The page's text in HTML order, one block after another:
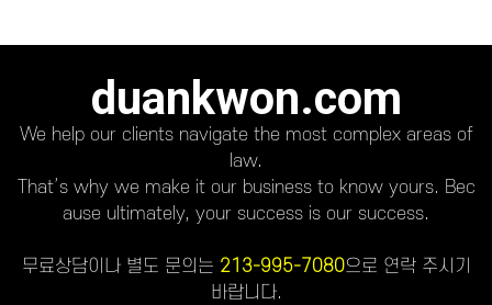
duankwon.com
We help our clients navigate the most complex areas of
law.
That’s why we make it our business to know yours. Bec
ause ultimately, your success is our success.
무료상담이나 별도 문의는 213-995-7080으로 연락 주시기
바랍니다.